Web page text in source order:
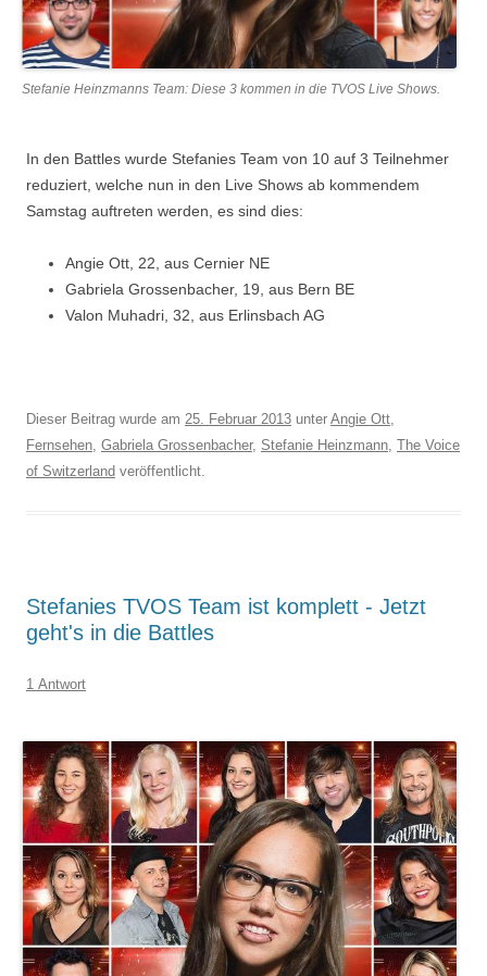
Stefanie Heinzmanns Team: Diese 3 kommen in die TVOS Live Shows.
In den Battles wurde Stefanies Team von 10 auf 3 Teilnehmer
reduziert, welche nun in den Live Shows ab kommendem
Samstag auftreten werden, es sind dies:
Angie Ott, 22, aus Cernier NE
Gabriela Grossenbacher, 19, aus Bern BE
Valon Muhadri, 32, aus Erlinsbach AG
Dieser Beitrag wurde am 25. Februar 2013 unter Angie Ott,
Fernsehen, Gabriela Grossenbacher, Stefanie Heinzmann, The Voice
of Switzerland veröffentlicht.
Stefanies TVOS Team ist komplett - Jetzt
geht's in die Battles
1 Antwort